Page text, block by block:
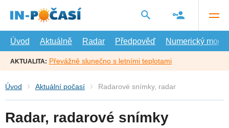
hlavní
Úvod
Aktuálně Radar Předpověď Numerický model
AKTUALITA: Převážně slunečno s letními teplotami
Úvod Aktuální počasí Radarové snímky, radar
Radar, radarové snímky